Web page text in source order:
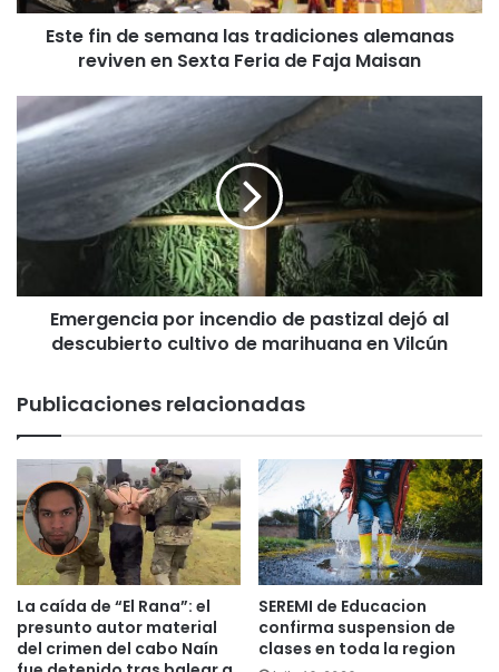
e
a
n
l
r
o
n
e
a
l
e
m
a
s
Este fin de semana las tradiciones alemanas
reviven en Sexta Feria de Faja Maisan
E
m
e
r
c
i
i
n
c
n
d
i
o
d
e
p
Emergencia por incendio de pastizal dejó al
descubierto cultivo de marihuana en Vilcún
Publicaciones relacionadas
La caída de “El Rana”: el
presunto autor material
del crimen del cabo Naín
SEREMI de Educacion
confirma suspension de
clases en toda la region